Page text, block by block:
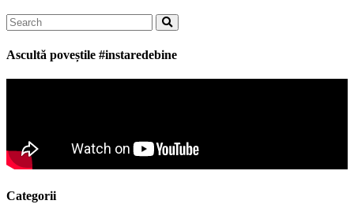
Search
for:
Ascultă poveștile #instaredebine
Categorii